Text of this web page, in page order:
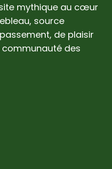
site mythique au cœur
source
de plaisir
des